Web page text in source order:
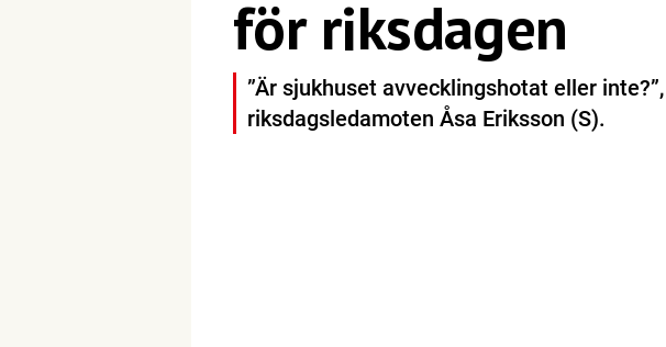
för riksdagen
”Är sjukhuset avvecklingshotat eller
riksdagsledamoten Åsa Eriksson (S).